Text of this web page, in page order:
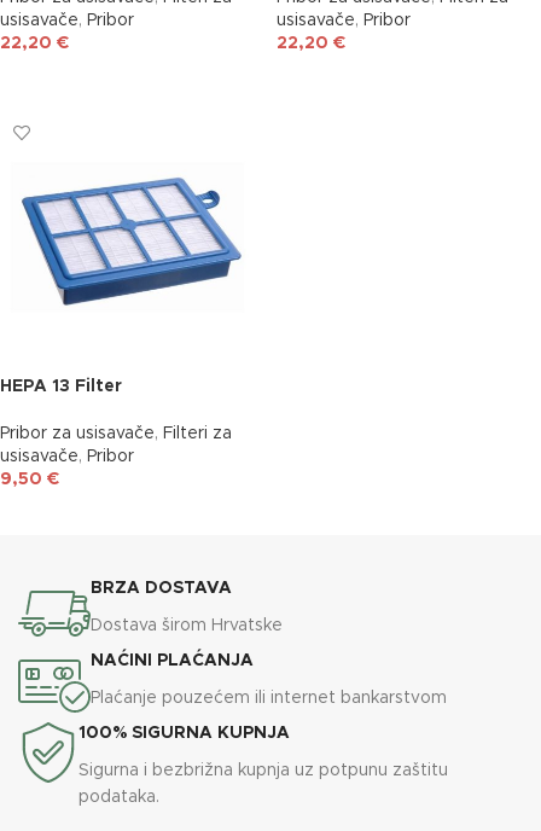
usisavače, Pribor
22,20 €
usisavače, Pribor
22,20 €
HEPA 13 Filter
Pribor za usisavače, Filteri za
usisavače, Pribor
9,50 €
BRZA DOSTAVA
Dostava širom Hrvatske
NAĆINI PLAĆANJA
Plaćanje pouzećem ili internet bankarstvom
100% SIGURNA KUPNJA
Sigurna i bezbrižna kupnja uz potpunu zaštitu
podataka.